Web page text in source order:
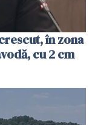
în zona
cu 2 cm